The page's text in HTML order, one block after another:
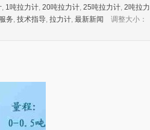
, 1吨拉力计, 20吨拉力计, 25吨拉力计, 2吨拉力
务, 技术指导, 拉力计, 最新新闻 调整大小：